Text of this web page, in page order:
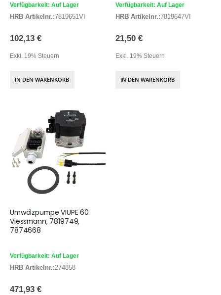
Verfügbarkeit: Auf Lager
HRB Artikelnr.:7819651VI
102,13 €
Exkl. 19% Steuern
IN DEN WARENKORB
Verfügbarkeit: Auf Lager
HRB Artikelnr.:7819647VI
21,50 €
Exkl. 19% Steuern
IN DEN WARENKORB
Umwälzpumpe VIUPE 60
Viessmann, 7819749,
7874668
Verfügbarkeit: Auf Lager
HRB Artikelnr.:274858
471,93 €